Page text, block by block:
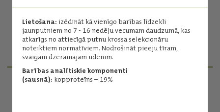
Lietošana: izēdināt kā vienīgo barības līdzekli
jaunputniem no 7 - 16 nedēļu vecumam daudzumā, kas
atkarīgs no attiecīgā putnu krossa selekcionāru
noteiktiem normatīviem. Nodrošināt pieeju tīram,
svaigam dzeramajam ūdenim.
Barības analītiskie komponenti
(sausnā): kopproteīns – 19%
Forma:granulēta, drupināta
Ražotājs:Baltic Agro
Lasīt vairāk